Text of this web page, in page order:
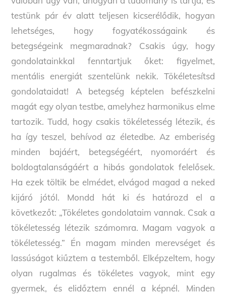
testünk pár év alatt teljesen kicserélődik, hogyan
lehetséges, hogy fogyatékosságaink és
betegségeink megmaradnak? Csakis úgy, hogy
gondolatainkkal fenntartjuk őket: figyelmet,
mentális energiát szentelünk nekik. Tökéletesítsd
gondolataidat! A betegség képtelen befészkelni
magát egy olyan testbe, amelyhez harmonikus elme
tartozik. Tudd, hogy csakis tökéletesség létezik, és
ha így teszel, behívod az életedbe. Az emberiség
minden bajáért, betegségéért, nyomoráért és
boldogtalanságáért a hibás gondolatok felelősek.
Ha ezek töltik be elmédet, elvágod magad a neked
kijáró jótól. Mondd hát ki és határozd el a
következőt: „Tökéletes gondolataim vannak. Csak a
tökéletesség létezik számomra. Magam vagyok a
tökéletesség.” Én magam minden merevséget és
lassúságot kiűztem a testemből. Elképzeltem, hogy
olyan rugalmas és tökéletes vagyok, mint egy
gyermek, és elidőztem ennél a képnél. Minden